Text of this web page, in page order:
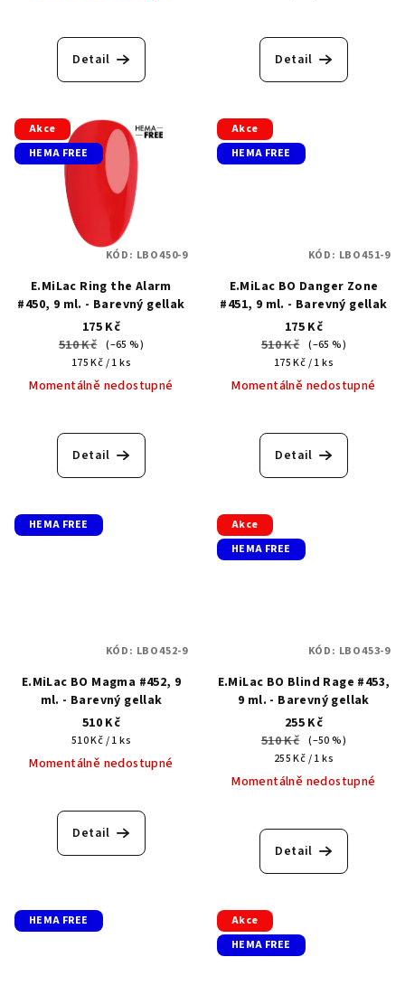
Detail Detail
Akce
HEMA FREE
E.MiLac Ring the Alarm
#450, 9 ml. - Barevný gellak
175 Kč
510 Kč (–65 %)
Měrná
cena:
175 Kč / 1 ks
Momentálně nedostupné
Detail
KÓD: LBO450-9
Akce
HEMA FREE
E.MiLac BO Danger Zone
#451, 9 ml. - Barevný gellak
175 Kč
510 Kč (–65 %)
Měrná
cena:
175 Kč / 1 ks
Momentálně nedostupné
Detail
KÓD: LBO451-9
HEMA FREE
E.MiLac BO Magma #452, 9
ml. - Barevný gellak
510 Kč
Měrná
cena:
510 Kč / 1 ks
Momentálně nedostupné
Detail
KÓD: LBO452-9
Akce
HEMA FREE
E.MiLac BO Blind Rage #453,
9 ml. - Barevný gellak
255 Kč
510 Kč (–50 %)
Měrná
cena:
255 Kč / 1 ks
Momentálně nedostupné
Detail
KÓD: LBO453-9
HEMA FREE
Akce
HEMA FREE